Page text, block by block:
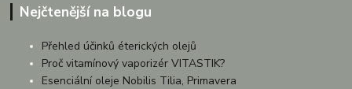
Nejčtenější na blogu
Přehled účinků éterických olejů
Proč vitamínový vaporizér VITASTIK?
Esenciální oleje Nobilis Tilia, Primavera